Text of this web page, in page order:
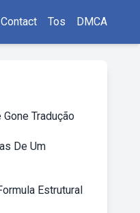
Contact Tos DMCA
Gone Tradução
De Um
Estrutural